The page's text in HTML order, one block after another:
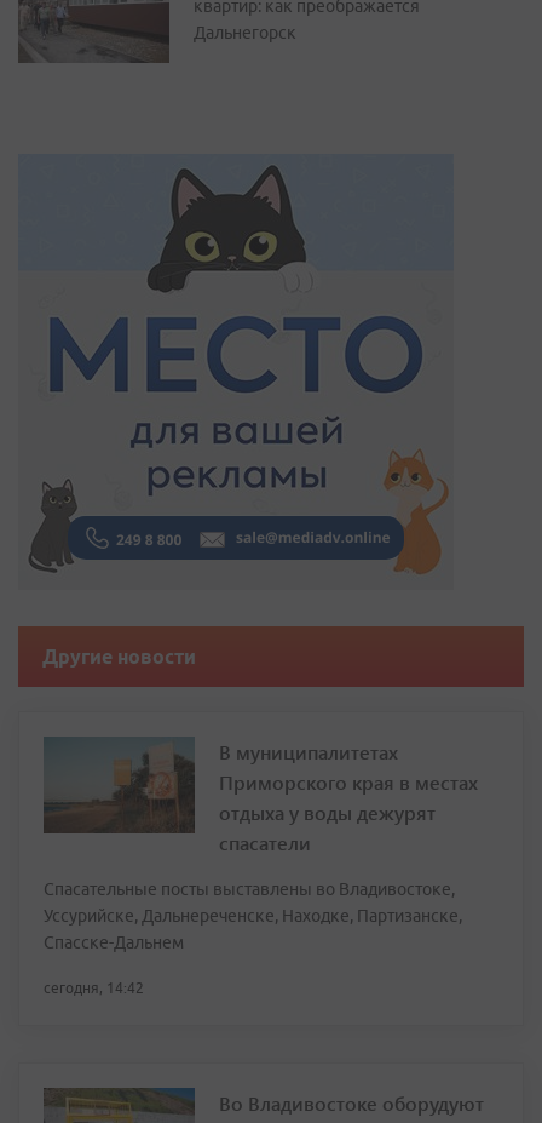
квартир: как преображается
Дальнегорск
Другие новости
В муниципалитетах
Приморского края в местах
отдыха у воды дежурят
спасатели
Спасательные посты выставлены во Владивостоке,
Уссурийске, Дальнереченске, Находке, Партизанске,
Спасске-Дальнем
сегодня, 14:42
Во Владивостоке оборудуют